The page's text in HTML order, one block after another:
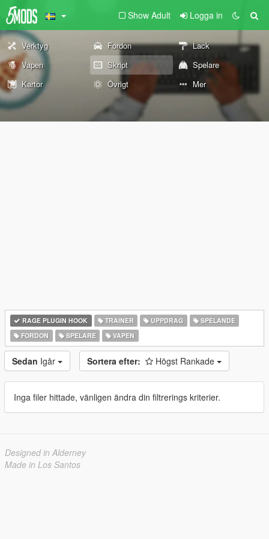
Show Adult Logga in
Verktyg Fordon
Lack
Vapen
Skript
Spelare
Kartor
Övrigt Mer
RAGE PLUGIN HOOK TRAINER UPPDRAG
SPELANDE
FORDON
SPELARE VAPEN
Sedan Igår Sortera efter: Högst Rankade
Inga filer hittade, vänligen ändra din filtrerings kriterier.
Designed in Alderney
Made in Los Santos